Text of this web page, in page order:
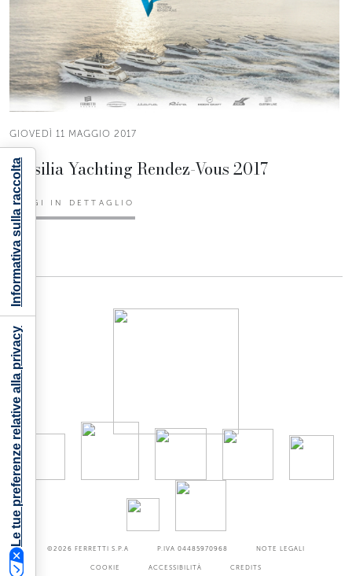
GIOVEDÌ 11 MAGGIO 2017
Versilia Yachting Rendez-Vous 2017
LEGGI IN DETTAGLIO
©2026 FERRETTI S.P.A P.IVA 04485970968 NOTE LEGALI
COOKIE ACCESSIBILITÀ CREDITS
Le tue preferenze relative alla privacy
Informativa sulla raccolta